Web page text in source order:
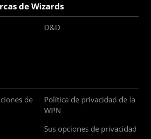
de Wizards
D&D
de
Política de privacidad de la
WPN
Sus opciones de privacidad